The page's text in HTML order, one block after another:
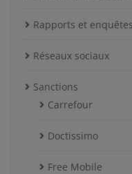
Rapports et enquêtes
Réseaux sociaux
Sanctions
Carrefour
Doctissimo
Free Mobile